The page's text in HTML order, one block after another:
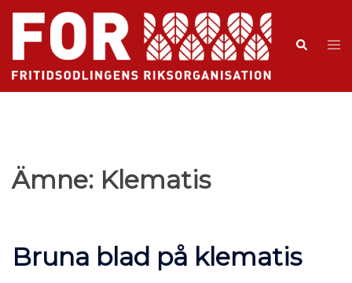
Ämne: Klematis
Bruna blad på klematis